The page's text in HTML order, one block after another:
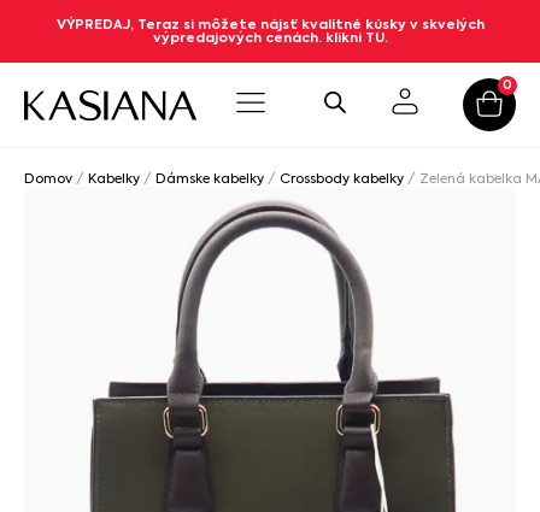
VÝPREDAJ, Teraz si môžete nájsť kvalitné kúsky v skvelých
výpredajových cenách. klikni TU.
0
Domov / Kabelky / Dámske kabelky / Crossbody kabelky / Zelená kabelka